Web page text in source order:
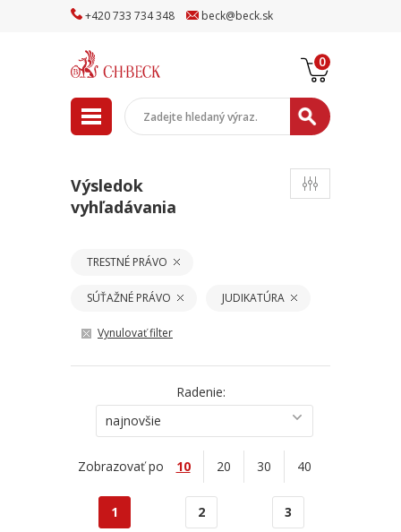
+420733 734348 beck@beck.sk
0
Výsledok
vyhľadávania
TRESTNÉ PRÁVO
SÚŤAŽNÉ PRÁVO JUDIKATÚRA
Vynulovať filter
Radenie:
najnovšie
Zobrazovať po 10 20 30 40
1 2 3